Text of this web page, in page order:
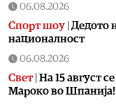
06.08.2026
Спорт шоу Дедото
националност
06.08.2026
Свет| На 15 август
Мароко во Шпанија!